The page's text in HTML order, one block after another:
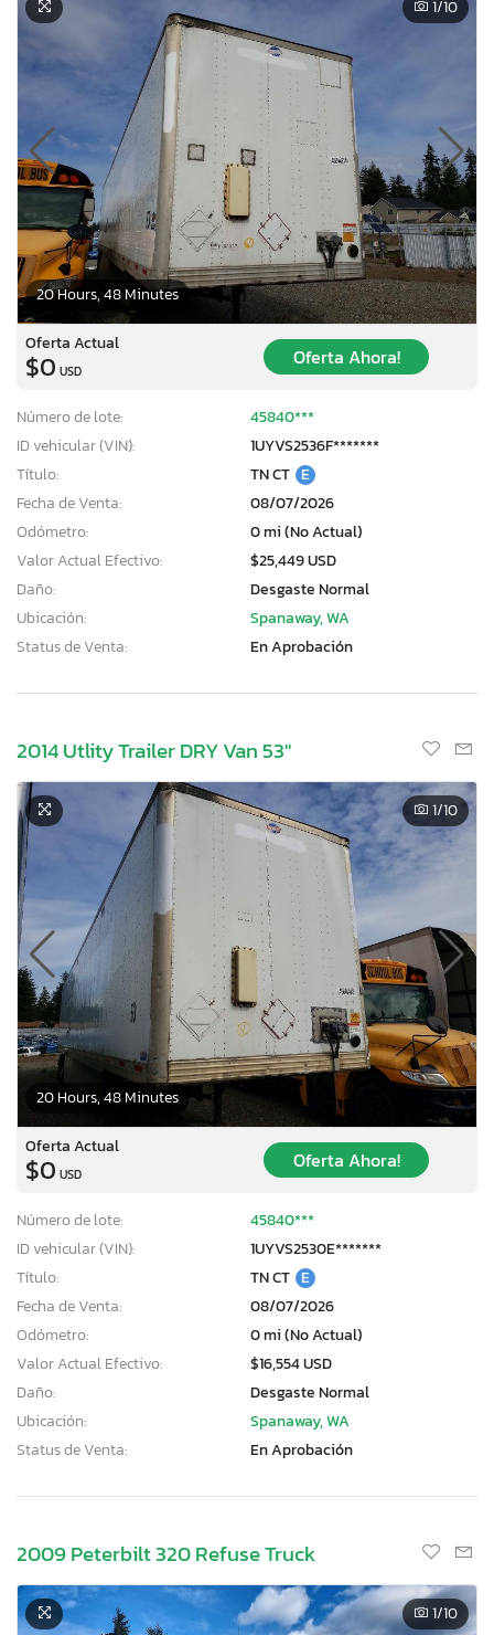
20 Hours, 48 Minutes
1/10
Oferta Actual
$0 USD
Oferta Ahora!
Número de lote:
45840***
ID vehicular (VIN):
1UYVS2536F*******
Título:
TN CT E
Fecha de Venta:
08/07/2026
Odómetro:
0 mi (No Actual)
Valor Actual Efectivo:
$25,449 USD
Daño:
Desgaste Normal
Ubicación:
Spanaway, WA
Status de Venta:
En Aprobación
2014 Utlity Trailer DRY Van 53"
20 Hours, 48 Minutes
1/10
Oferta Actual
$0 USD
Oferta Ahora!
Número de lote:
45840***
ID vehicular (VIN):
1UYVS2530E*******
Título:
TN CT E
Fecha de Venta:
08/07/2026
Odómetro:
0 mi (No Actual)
Valor Actual Efectivo:
$16,554 USD
Daño:
Desgaste Normal
Ubicación:
Spanaway, WA
Status de Venta:
En Aprobación
2009 Peterbilt 320 Refuse Truck
1/10
×